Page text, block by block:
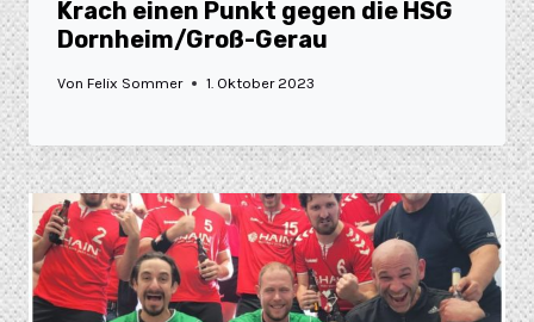
Krach einen Punkt gegen die HSG
Dornheim/Groß-Gerau
Von Felix Sommer 1. Oktober 2023